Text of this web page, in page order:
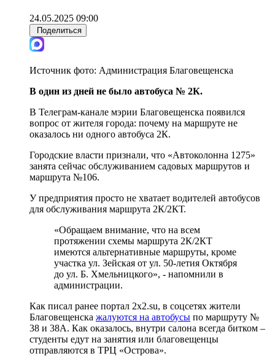
24.05.2025 09:00
Поделиться
Источник фото: Администрация Благовещенска
В один из дней не было автобуса № 2К.
В Телеграм-канале мэрии Благовещенска появился
вопрос от жителя города: почему на маршруте не
оказалось ни одного автобуса 2К.
Городские власти признали, что «Автоколонна 1275»
занята сейчас обслуживанием садовых маршрутов и
маршрута №106.
У предприятия просто не хватает водителей автобусов
для обслуживания маршрута 2К/2КТ.
«Обращаем внимание, что на всем
протяжении схемы маршрута 2К/2КТ
имеются альтернативные маршруты, кроме
участка ул. Зейская от ул. 50-летия Октября
до ул. Б. Хмельницкого», - напомнили в
администрации.
Как писал ранее портал 2х2.su, в соцсетях жители
Благовещенска жалуются на автобусы по маршруту №
38 и 38А. Как оказалось, внутри салона всегда битком –
студенты едут на занятия или благовещенцы
отправляются в ТРЦ «Острова».